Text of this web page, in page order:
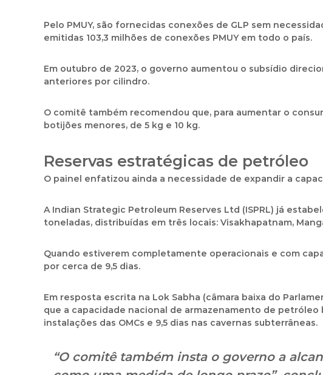
Pelo PMUY, são fornecidas conexões de GLP sem
emitidas 103,3 milhões de conexões PMUYem todo o país.
Em outubro de 2023, o governo aumentou o subsídio
anteriores por cilindro.
O comitê também recomendou que, para aumentar o
botijões menores, de 5 kg e 10 kg.
Reservas estratégicas de petróleo
O painel enfatizou ainda a necessidade de expandir a
A Indian Strategic Petroleum Reserves Ltd (ISPRL) já
toneladas, distribuídas em três locais: Visakhapatnam,
Quando estiverem completamente operacionais e com
por cerca de 9,5 dias.
Em resposta escrita na Lok Sabha (câmara baixa do
que a capacidade nacional de armazenamento de
instalações das OMCs e 9,5 dias nas cavernas subterrâneas.
“O comitê também insta o governo a